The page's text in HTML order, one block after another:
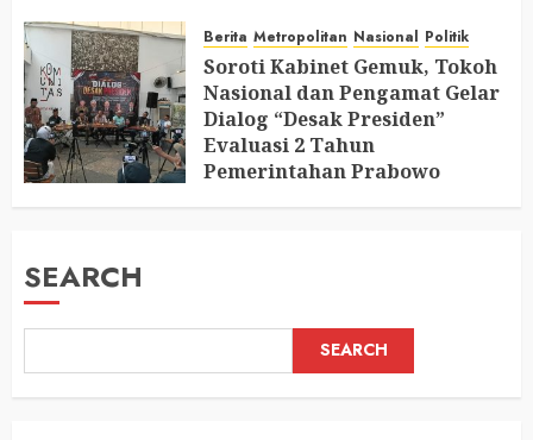
AUGUST 6, 2026 0
Berita Metropolitan Nasional Politik
Soroti Kabinet Gemuk, Tokoh
Nasional dan Pengamat Gelar
Dialog “Desak Presiden”
Evaluasi 2 Tahun
Pemerintahan Prabowo
SEARCH
SEARCH